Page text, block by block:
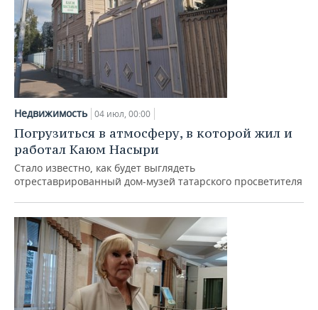
Недвижимость 04 июл, 00:00
Погрузиться в атмосферу, в которой жил и
работал Каюм Насыри
Стало известно, как будет выглядеть
отреставрированный дом-музей татарского просветителя